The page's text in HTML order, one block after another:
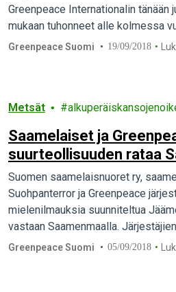
Greenpeace Internationalin
mukaan tuhonneet alle kolmessa
neliökilometriä sademetsää. Alue
Greenpeace Suomi 19/09/2018
Metsät
Saamelaiset ja
suurteollisuuden rataa
Suomen saamelaisnuoret ry,
Suohpanterror ja Greenpeace
mielenilmauksia suunniteltua
vastaan Saamenmaalla.
suojella pohjoisia metsiä Suomen
Greenpeace Suomi 05/09/2018